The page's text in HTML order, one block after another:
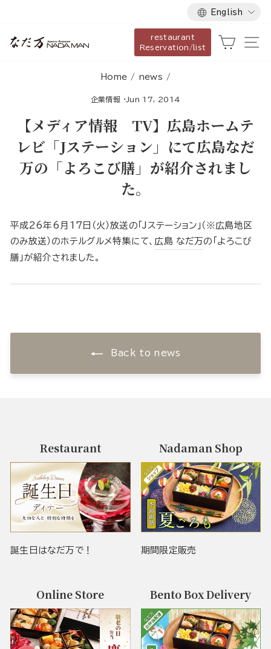
content
Language
English
restaurant
Reservation/list
Cart
Home / news /
企業情報 · Jun 17, 2014
【メディア情報 TV】広島ホームテ
レビ「Jステーション」にて広島なだ
万の「よろこび膳」が紹介されまし
た。
平成26年6月17日（火）放送の「Jステーション」（※広島地区
のみ放送）のホテルグルメ特集にて、 広島 なだ万 の「よろこび
膳」が紹介されました。
Back to news
Restaurant
誕生日はなだ万で！
Nadaman Shop
期間限定販売
Online Store Bento Box Delivery